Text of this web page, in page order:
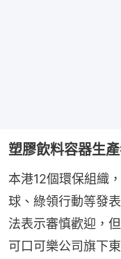
塑膠飲料容器生
本港12個環保組織
球、綠領行動等發
法表示審慎歡迎，
可口可樂公司旗下